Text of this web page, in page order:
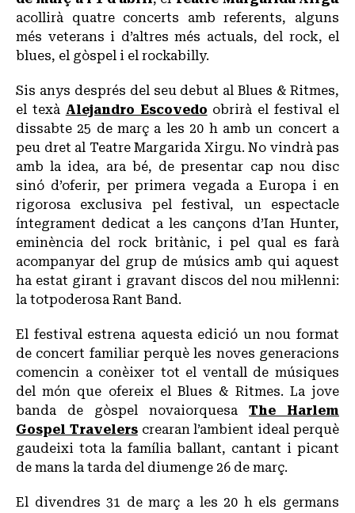
acollirà quatre concerts amb referents, alguns
més veterans i d’altres més actuals, del rock, el
blues, el gòspel i el rockabilly.
Sis anys després del seu debut al Blues & Ritmes,
el texà Alejandro Escovedo obrirà el festival el
dissabte 25 de març a les 20 h amb un concert a
peu dret al Teatre Margarida Xirgu. No vindrà pas
amb la idea, ara bé, de presentar cap nou disc
sinó d’oferir, per primera vegada a Europa i en
rigorosa exclusiva pel festival, un espectacle
íntegrament dedicat a les cançons d’Ian Hunter,
eminència del rock britànic, i pel qual es farà
acompanyar del grup de músics amb qui aquest
ha estat girant i gravant discos del nou mil·lenni:
la totpoderosa Rant Band.
El festival estrena aquesta edició un nou format
de concert familiar perquè les noves generacions
comencin a conèixer tot el ventall de músiques
del món que ofereix el Blues & Ritmes. La jove
banda de gòspel novaiorquesa The Harlem
Gospel Travelerscrearan l’ambient ideal perquè
gaudeixi tota la família ballant, cantant i picant
de mans la tarda del diumenge 26 de març.
El divendres 31 de març a les 20 h els germans